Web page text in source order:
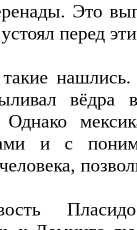
Это
перед
вёдра
и с